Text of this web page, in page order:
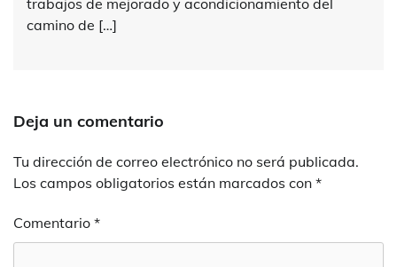
camino de […]
Deja un comentario
Tu dirección de correo electrónico no será publicada.
Los campos obligatorios están marcados con *
Comentario *